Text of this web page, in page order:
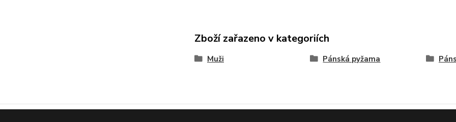
Zboží zařazeno v kategoriích
Muži Pánská pyžama